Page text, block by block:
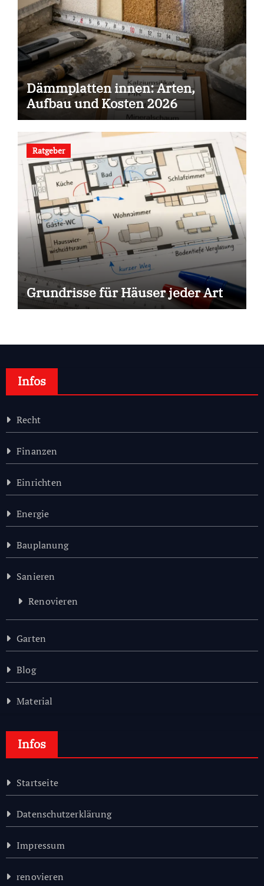
Dämmplatten innen: Arten,
Aufbau und Kosten 2026
Ratgeber
Grundrisse für Häuser jeder Art
Infos
Recht
Finanzen
Einrichten
Energie
Bauplanung
Sanieren
Renovieren
Garten
Blog
Material
Infos
Startseite
Datenschutzerklärung
Impressum
renovieren